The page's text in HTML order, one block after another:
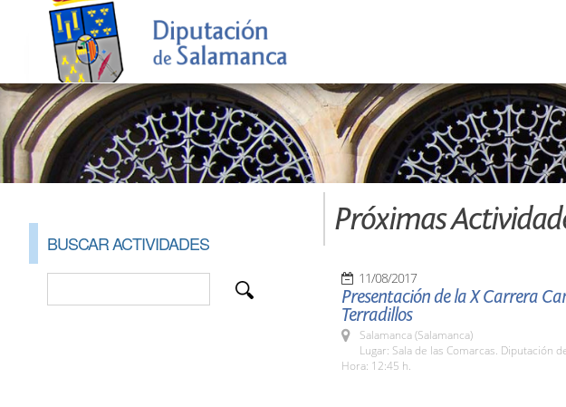
BUSCAR ACTIVIDADES
Próximas
11/08/2017
Presentación de la X Carrera
Terradillos
Salamanca (Salamanca)
Lugar: Sala de las Comarcas. Diputación
Hora: 12:45 h.